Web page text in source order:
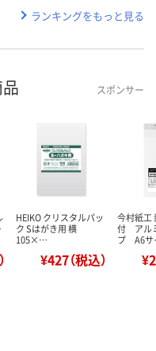
ランキングをもっと見る
スポンサー
HEIKO クリスタルパッ
ク Sはがき用 横
105×…
¥427（税込）
今村紙工
付 アル
プ A6